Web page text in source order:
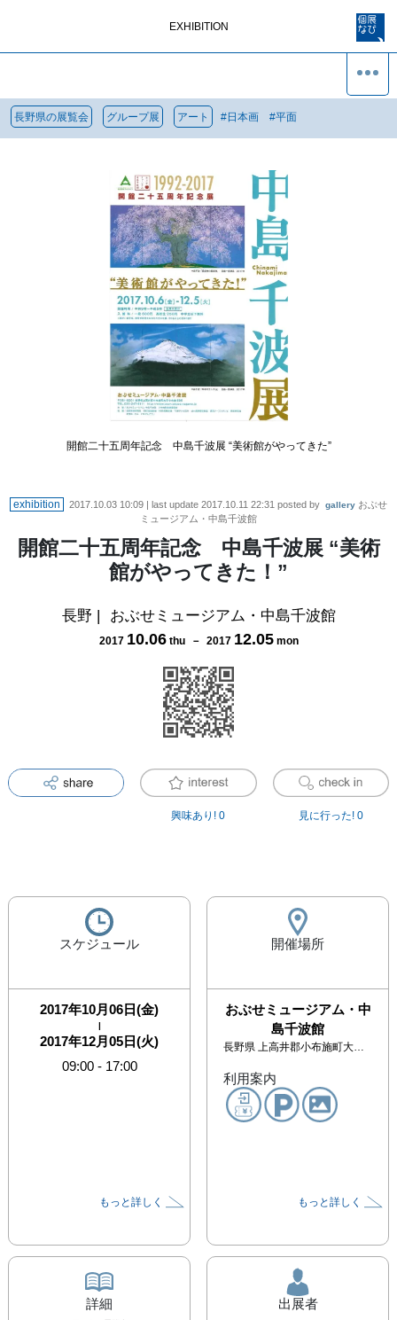
EXHIBITION
長野県の展覧会 グループ展 アート #日本画 #平面
開館二十五周年記念 中島千波展 “美術館がやってきた”
exhibition 2017.10.03 10:09 | last update 2017.10.11 22:31 posted by gallery おぶせ
ミュージアム・中島千波館
開館二十五周年記念 中島千波展 “美術
館がやってきた！”
長野 | おぶせミュージアム・中島千波館
2017 10.06 thu－ 2017 12.05 mon
興味あり! 0 見に行った! 0
スケジュール
2017年10月06日(金)
|
2017年12月05日(火)
09:00- 17:00
もっと詳しく
開催場所
おぶせミュージアム・中
島千波館
長野県 上高井郡小布施町大字小布施595
利用案内
もっと詳しく
詳細 出展者